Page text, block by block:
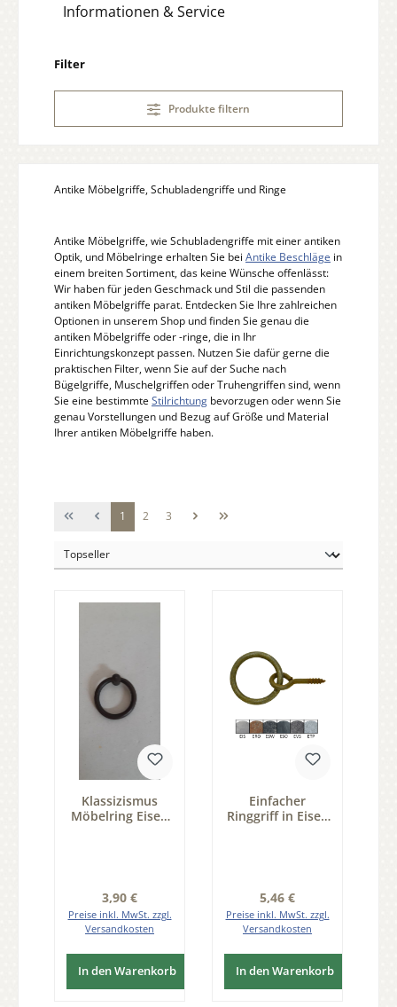
Informationen & Service
Filter
Produkte filtern
Antike Möbelgriffe, Schubladengriffe und Ringe
Antike Möbelgriffe, wie Schubladengriffe mit einer antiken
Optik, und Möbelringe erhalten Sie bei Antike Beschläge in
einem breiten Sortiment, das keine Wünsche offenlässt:
Wir haben für jeden Geschmack und Stil die passenden
antiken Möbelgriffe parat. Entdecken Sie Ihre zahlreichen
Optionen in unserem Shop und finden Sie genau die
antiken Möbelgriffe oder -ringe, die in Ihr
Einrichtungskonzept passen. Nutzen Sie dafür gerne die
praktischen Filter, wenn Sie auf der Suche nach
Bügelgriffe, Muschelgriffen oder Truhengriffen sind, wenn
Sie eine bestimmte Stilrichtung bevorzugen oder wenn Sie
genau Vorstellungen und Bezug auf Größe und Material
Ihrer antiken Möbelgriffe haben.
Seite
1 Seite
2 Seite
3
Klassizismus
Möbelring Eisen
Regulärer Preis:
3,90 €
Preise inkl. MwSt. zzgl.
Versandkosten
In den Warenkorb
Einfacher
Ringgriff in Eisen
Regulärer Preis:
5,46 €
Preise inkl. MwSt. zzgl.
Versandkosten
In den Warenkorb